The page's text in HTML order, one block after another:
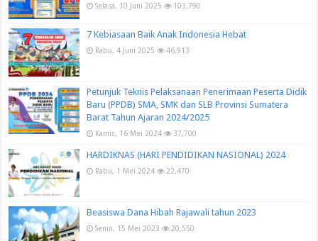
Selasa, 10 Juni 2025 103,790
7 Kebiasaan Baik Anak Indonesia Hebat
Rabu, 4 Juni 2025 46,913
Petunjuk Teknis Pelaksanaan Penerimaan Peserta Didik
Baru (PPDB) SMA, SMK dan SLB Provinsi Sumatera
Barat Tahun Ajaran 2024/2025
Kamis, 16 Mei 2024 37,700
HARDIKNAS (HARI PENDIDIKAN NASIONAL) 2024
Rabu, 1 Mei 2024 22,470
Beasiswa Dana Hibah Rajawali tahun 2023
Senin, 15 Mei 2023 20,550